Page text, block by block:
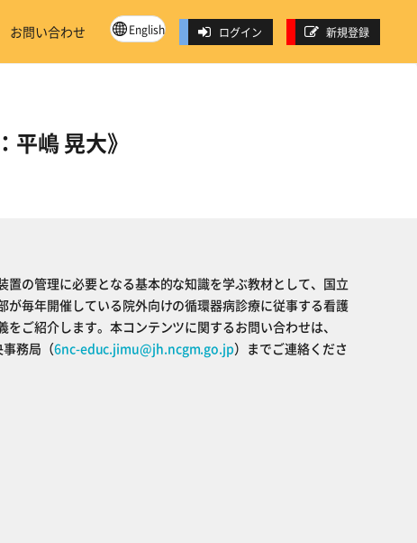
お問い合わせ English ログイン 新規登録
嶋 晃大》
置の管理に必要となる基本的な知識を学ぶ教材として、国立
が毎年開催している院外向けの循環器病診療に従事する看護
をご紹介します。本コンテンツに関するお問い合わせは、
事務局（6nc-educ.jimu@jh.ncgm.go.jp）までご連絡くださ